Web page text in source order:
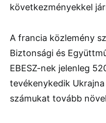
következményekkel
A francia közlemény
Biztonsági és
EBESZ-nek jelenleg
tevékenykedik
számukat tovább